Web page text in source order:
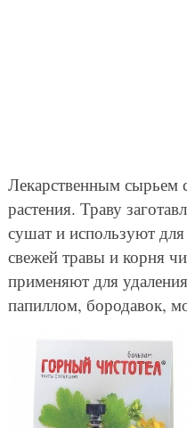
Лекарственным сырьем
растения. Траву
сушат и используют
свежей травы и корня
применяют для
папиллом, бородавок,